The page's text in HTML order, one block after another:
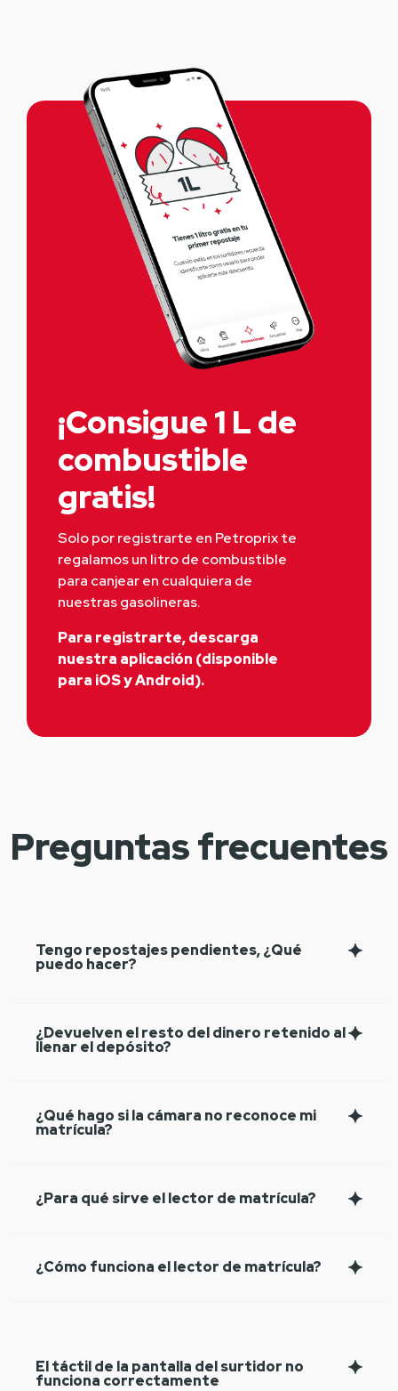
¡Consigue 1 L de
combustible
gratis!
Solo por registrarte en Petroprix te
regalamos un litro de combustible
para canjear en cualquiera de
nuestras gasolineras.
Para registrarte, descarga
nuestra aplicación (disponible
para iOS y Android).
Preguntas frecuentes
Tengo repostajes pendientes, ¿Qué
puedo hacer?
¿Devuelven el resto del dinero retenido al
llenar el depósito?
¿Qué hago si la cámara no reconoce mi
matrícula?
¿Para qué sirve el lector de matrícula?
¿Cómo funciona el lector de matrícula?
El táctil de la pantalla del surtidor no
funciona correctamente